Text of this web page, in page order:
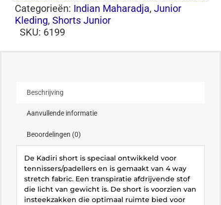
Categorieën: Indian Maharadja, Junior
Kleding, Shorts Junior
SKU: 6199
Beschrijving
Aanvullende informatie
Beoordelingen (0)
De Kadiri short is speciaal ontwikkeld voor
tennissers/padellers en is gemaakt van 4 way
stretch fabric. Een transpiratie afdrijvende stof
die licht van gewicht is. De short is voorzien van
insteekzakken die optimaal ruimte bied voor